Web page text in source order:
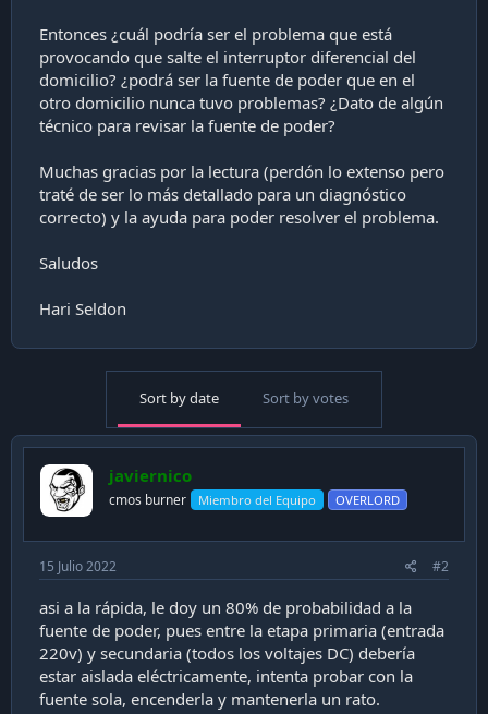
Entonces ¿cuál podría ser el problema que está
provocando que salte el interruptor diferencial del
domicilio? ¿podrá ser la fuente de poder que en el
otro domicilio nunca tuvo problemas? ¿Dato de algún
técnico para revisar la fuente de poder?
Muchas gracias por la lectura (perdón lo extenso pero
traté de ser lo más detallado para un diagnóstico
correcto) y la ayuda para poder resolver el problema.
Saludos
Hari Seldon
Sort by date Sort by votes
javiernico
cmos burner Miembro del Equipo OVERLORD
15 Julio 2022 #2
asi a la rápida, le doy un 80% de probabilidad a la
fuente de poder, pues entre la etapa primaria (entrada
220v) y secundaria (todos los voltajes DC) debería
estar aislada eléctricamente, intenta probar con la
fuente sola, encenderla y mantenerla un rato.